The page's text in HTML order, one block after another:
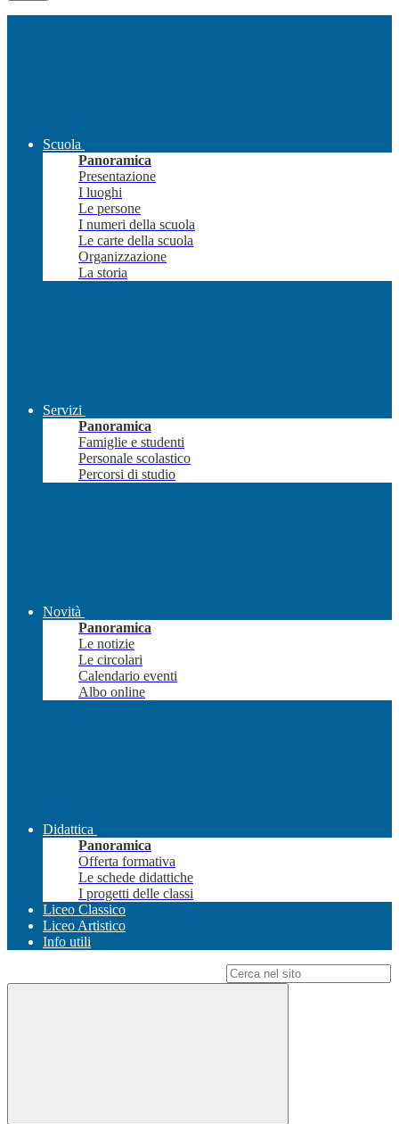
Scuola
Panoramica
Presentazione
I luoghi
Le persone
I numeri della scuola
Le carte della scuola
Organizzazione
La storia
Servizi
Panoramica
Famiglie e studenti
Personale scolastico
Percorsi di studio
Novità
Panoramica
Le notizie
Le circolari
Calendario eventi
Albo online
Didattica
Panoramica
Offerta formativa
Le schede didattiche
I progetti delle classi
Liceo Classico
Liceo Artistico
Info utili